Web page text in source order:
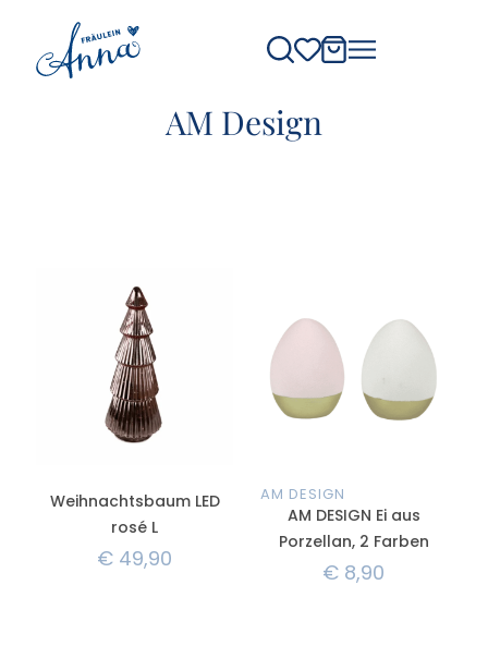
AM Design
Weihnachtsbaum LED
rosé L
€ 49,90
AM DESIGN
AM DESIGN Ei aus
Porzellan, 2 Farben
€ 8,90